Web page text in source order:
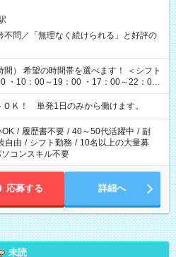
不問／「無理なく続けられる」と好評の
＜シフト
・10：00～19：00 ・17：00～22：00
：00～翌6：00 など
ＯＫ！ 単発1日のみから働けます。
OK / 履歴書不要 / 40～50代活躍中 / 副
自由 / シフト勤務 / 10名以上の大量募
コンスキル不要
応募する 詳細へ
未読